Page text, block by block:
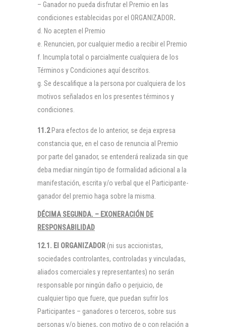
– Ganador no pueda disfrutar el Premio en las
condiciones establecidas por el ORGANIZADOR.
No acepten el Premio
Renuncien, por cualquier medio a recibir el Premio
Incumpla total o parcialmente cualquiera de los
Términos y Condiciones aquí descritos.
Se descalifique a la persona por cualquiera de los
motivos señalados en los presentes términos y
condiciones.
11.2Para efectos de lo anterior, se deja expresa
constancia que, en el caso de renuncia al Premio
por parte del ganador, se entenderá realizada sin que
deba mediar ningún tipo de formalidad adicional a la
manifestación, escrita y/o verbal que el Participante-
ganador del premio haga sobre la misma.
DÉCIMA SEGUNDA. – EXONERACIÓN DE
RESPONSABILIDAD
12.1. El ORGANIZADOR (ni sus accionistas,
sociedades controlantes, controladas y vinculadas,
aliados comerciales y representantes) no serán
responsable por ningún daño o perjuicio, de
cualquier tipo que fuere, que puedan sufrir los
Participantes – ganadores o terceros, sobre sus
personas y/o bienes, con motivo de o con relación a